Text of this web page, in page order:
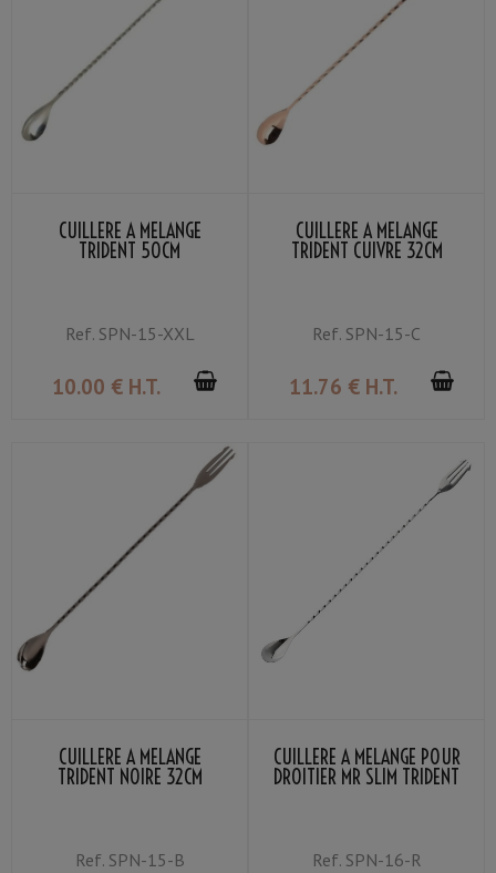
CUILLÈRE À MÉLANGE
TRIDENT 50CM
Ref.SPN-15-XXL
10.00 € H.T.
CUILLÈRE À MÉLANGE
TRIDENT CUIVRE 32CM
Ref. SPN-15-C
11.76 € H.T.
CUILLÈRE À MÉLANGE
TRIDENT NOIRE 32CM
Ref.SPN-15-B
CUILLÈRE À MÉLANGE POUR
DROITIER MR SLIM TRIDENT
Ref.SPN-16-R